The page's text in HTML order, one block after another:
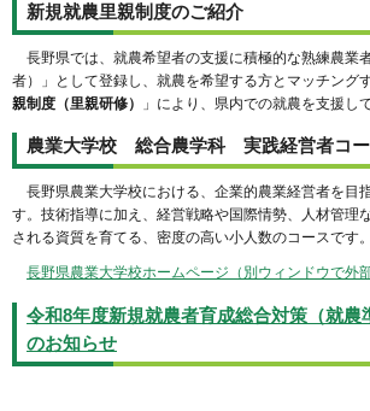
新規就農里親制度のご紹介
長野県では、就農希望者の支援に積極的な熟練農業
者）」として登録し、就農を希望する方とマッチング
親制度（里親研修）
」により、県内での就農を支援し
農業大学校 総合農学科 実践経営者コ
長野県農業大学校における、企業的農業経営者を目
す。技術指導に加え、経営戦略や国際情勢、人材管理
される資質を育てる、密度の高い小人数のコースです。
長野県農業大学校ホームページ（別ウィンドウで外
令和8年度新規就農者育成総合対策（就農
のお知らせ